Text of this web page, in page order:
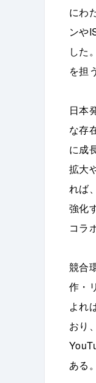
にわ
ンや
した
を担
日本
な存
に成
拡大
れば
強化
コラ
競合
作・
よれ
おり
ある